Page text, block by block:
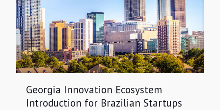
Georgia Innovation Ecosystem
Introduction for Brazilian Startups